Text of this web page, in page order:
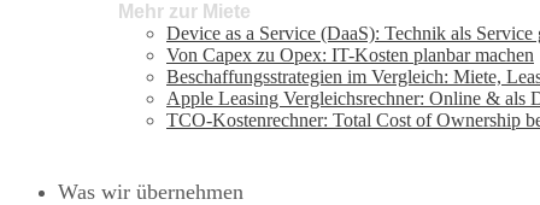
Mehr zur Miete
Device as a Service (DaaS): Technik als Service
Von Capex zu Opex: IT-Kosten planbar machen
Beschaffungsstrategien im Vergleich: Miete,
Apple Leasing Vergleichsrechner: Online & als
TCO-Kostenrechner: Total Cost of Ownership
Was wir übernehmen